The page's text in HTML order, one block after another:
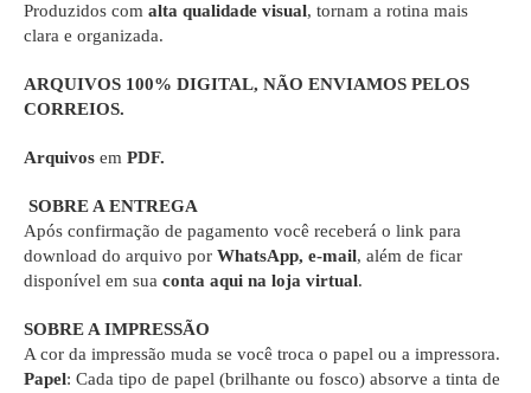
Produzidos com alta qualidade visual, tornam a rotina mais
clara e organizada.
ARQUIVOS 100% DIGITAL, NÃO ENVIAMOS PELOS
CORREIOS.
Arquivos em PDF.
SOBRE A ENTREGA
Após confirmação de pagamento você receberá o link para
download do arquivo por WhatsApp, e-mail, além de ficar
disponível em sua conta aqui na loja virtual.
SOBRE A IMPRESSÃO
A cor da impressão muda se você troca o papel ou a impressora.
Papel: Cada tipo de papel (brilhante ou fosco) absorve a tinta de